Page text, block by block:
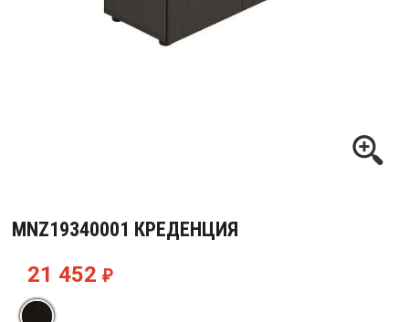
MNZ19340001 КРЕДЕНЦИЯ
21 452 ₽